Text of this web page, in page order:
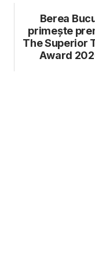
Berea
primește
The Superior
Award